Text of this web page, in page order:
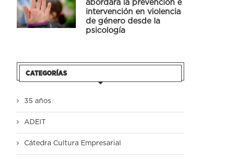
abordará la prevención e
intervención en violencia
de género desde la
psicología
CATEGORÍAS
35 años
ADEIT
Cátedra Cultura Empresarial